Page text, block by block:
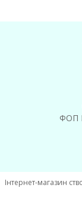
ФОП
Інтернет-магазин